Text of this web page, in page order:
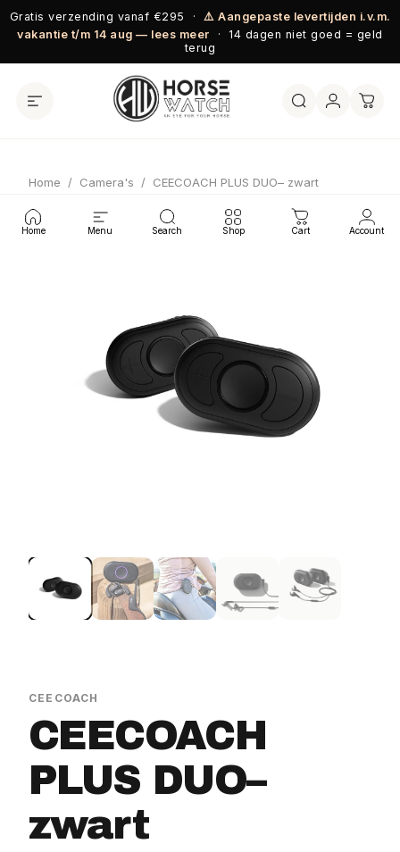
Ga naar inhoud
Gratis verzending vanaf €295 · ⚠️ Aangepaste levertijden i.v.m.
vakantie t/m 14 aug — lees meer · 14 dagen niet goed = geld
terug
Home Menu Search Shop Cart Account
Home / Camera's / CEECOACH PLUS DUO– zwart
CEECOACH
CEECOACH
PLUS DUO–
zwart